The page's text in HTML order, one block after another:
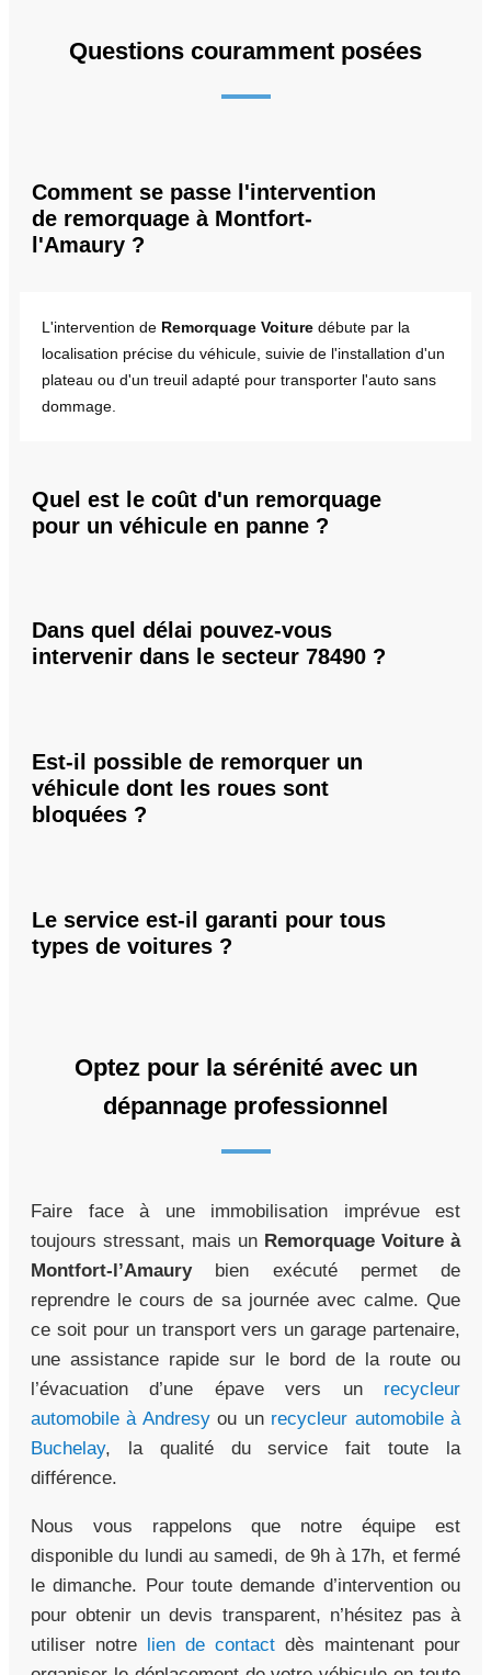
Questions couramment posées
Comment se passe l'intervention
de remorquage à Montfort-
l'Amaury ?
L'intervention de Remorquage Voiture débute par la
localisation précise du véhicule, suivie de l'installation d'un
plateau ou d'un treuil adapté pour transporter l'auto sans
dommage.
Quel est le coût d'un remorquage
pour un véhicule en panne ?
Dans quel délai pouvez-vous
intervenir dans le secteur 78490 ?
Est-il possible de remorquer un
véhicule dont les roues sont
bloquées ?
Le service est-il garanti pour tous
types de voitures ?
Optez pour la sérénité avec un
dépannage professionnel
Faire face à une immobilisation imprévue est
toujours stressant, mais un Remorquage Voiture à
Montfort-l’Amaurybien exécuté permet de
reprendre le cours de sa journée avec calme. Que
ce soit pour un transport vers un garage partenaire,
une assistance rapide sur le bord de la route ou
l’évacuation d’une épave vers un recycleur
automobile à Andresyou un recycleur automobile à
Buchelay, la qualité du service fait toute la
différence.
Nous vous rappelons que notre équipe est
disponible du lundi au samedi, de 9h à 17h, et fermé
le dimanche. Pour toute demande d’intervention ou
pour obtenir un devis transparent, n’hésitez pas à
utiliser notre lien de contact dès maintenant pour